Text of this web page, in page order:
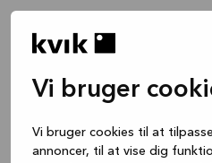
Vi bruger
Vi bruger cookies til at
annoncer, til at vise dig